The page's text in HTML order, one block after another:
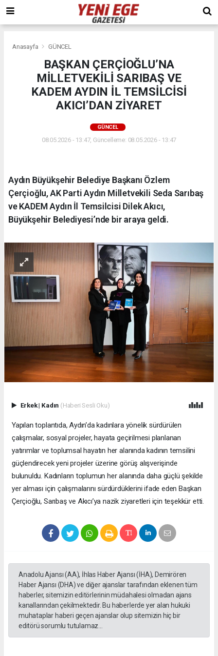
Anasayfa GÜNCEL
BAŞKAN ÇERÇİOĞLU’NA
MİLLETVEKİLİ SARIBAŞ VE
KADEM AYDIN İL TEMSİLCİSİ
AKICI’DAN ZİYARET
GÜNCEL
08.05.2026 - 13:47, Güncelleme: 08.05.2026 - 13:47
Aydın Büyükşehir Belediye Başkanı Özlem
Çerçioğlu, AK Parti Aydın Milletvekili Seda Sarıbaş
ve KADEM Aydın İl Temsilcisi Dilek Akıcı,
Büyükşehir Belediyesi’nde bir araya geldi.
Erkek| Kadın (Haberi Sesli Oku)
Yapılan toplantıda, Aydın’da kadınlara yönelik sürdürülen
çalışmalar, sosyal projeler, hayata geçirilmesi planlanan
yatırımlar ve toplumsal hayatın her alanında kadının temsilini
güçlendirecek yeni projeler üzerine görüş alışverişinde
bulunuldu. Kadınların toplumun her alanında daha güçlü şekilde
yer alması için çalışmalarını sürdürdüklerini ifade eden Başkan
Çerçioğlu, Sarıbaş ve Akıcı’ya nazik ziyaretleri için teşekkür etti.
Anadolu Ajansı (AA), İhlas Haber Ajansı (İHA), Demirören
Haber Ajansı (DHA) ve diğer ajanslar tarafından eklenen tüm
haberler, sitemizin editörlerinin müdahalesi olmadan ajans
kanallarından çekilmektedir. Bu haberlerde yer alan hukuki
muhataplar haberi geçen ajanslar olup sitemizin hiç bir
editörü sorumlu tutulamaz...